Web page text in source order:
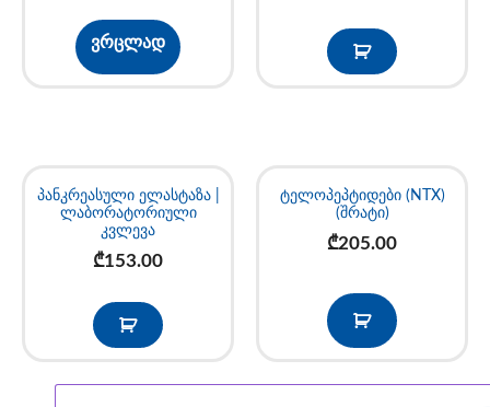
ვრცლად
პანკრეასული ელასტაზა |
ლაბორატორიული
კვლევა
₾153.00
ტელოპეპტიდები (NTX)
(შრატი)
₾205.00